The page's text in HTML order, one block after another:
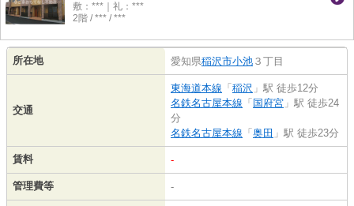
敷：***｜礼：***
2階 / *** / ***
所在地 愛知県稲沢市小池 ３丁目
交通
東海道本線 「 稲沢 」駅 徒歩12分
名鉄名古屋本線 「 国府宮 」駅 徒歩24
分
名鉄名古屋本線 「 奥田 」駅 徒歩23分
賃料 -
管理費等 -